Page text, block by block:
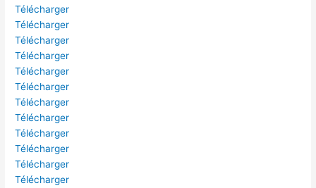
Télécharger
Télécharger
Télécharger
Télécharger
Télécharger
Télécharger
Télécharger
Télécharger
Télécharger
Télécharger
Télécharger
Télécharger